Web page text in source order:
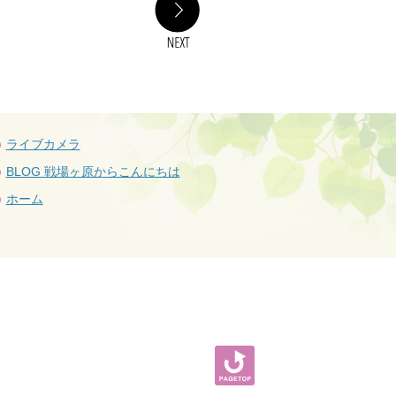
ライブカメラ
BLOG 戦場ヶ原からこんにちは
ホーム